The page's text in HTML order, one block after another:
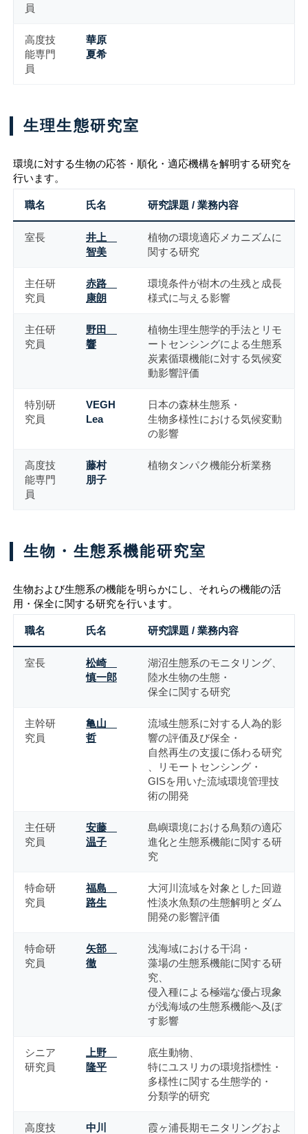
員
高度技
能専門
員
華原
夏希
生理生態研究室
環境に対する生物の応答・順化・適応機構を解明する研究を
行います。
職名 氏名 研究課題 / 業務内容
室長
井上
智美
植物の環境適応メカニズムに
関する研究
主任研
究員
赤路
康朗
環境条件が樹木の生残と成長
様式に与える影響
主任研
究員
野田
響
植物生理生態学的手法とリモ
ートセンシングによる生態系
炭素循環機能に対する気候変
動影響評価
特別研
究員
VEGH
Lea
日本の森林生態系・
生物多様性における気候変動
の影響
高度技
能専門
員
藤村
朋子
植物タンパク機能分析業務
生物・生態系機能研究室
生物および生態系の機能を明らかにし、それらの機能の活
用・保全に関する研究を行います。
職名 氏名 研究課題 / 業務内容
室長
松崎
慎一郎
湖沼生態系のモニタリング、
陸水生物の生態・
保全に関する研究
主幹研
究員
亀山
哲
流域生態系に対する人為的影
響の評価及び保全・
自然再生の支援に係わる研究
、リモートセンシング・
GISを用いた流域環境管理技
術の開発
主任研
究員
安藤
温子
島嶼環境における鳥類の適応
進化と生態系機能に関する研
究
特命研
究員
福島
路生
大河川流域を対象とした回遊
性淡水魚類の生態解明とダム
開発の影響評価
特命研
究員
矢部
徹
浅海域における干潟・
藻場の生態系機能に関する研
究、
侵入種による極端な優占現象
が浅海域の生態系機能へ及ぼ
す影響
シニア
研究員
上野
隆平
底生動物、
特にユスリカの環境指標性・
多様性に関する生態学的・
分類学的研究
高度技
中川
霞ヶ浦長期モニタリングおよ